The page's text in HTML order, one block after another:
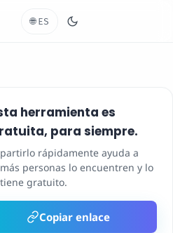
🌐 ES
herramienta es
para siempre.
rápidamente ayuda a
personas lo encuentren y lo
gratuito.
Copiar enlace